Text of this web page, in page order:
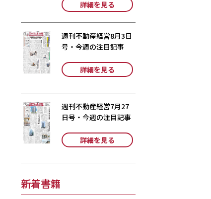
詳細を見る
週刊不動産経営8月3日
号・今週の注目記事
詳細を見る
週刊不動産経営7月27
日号・今週の注目記事
詳細を見る
新着書籍